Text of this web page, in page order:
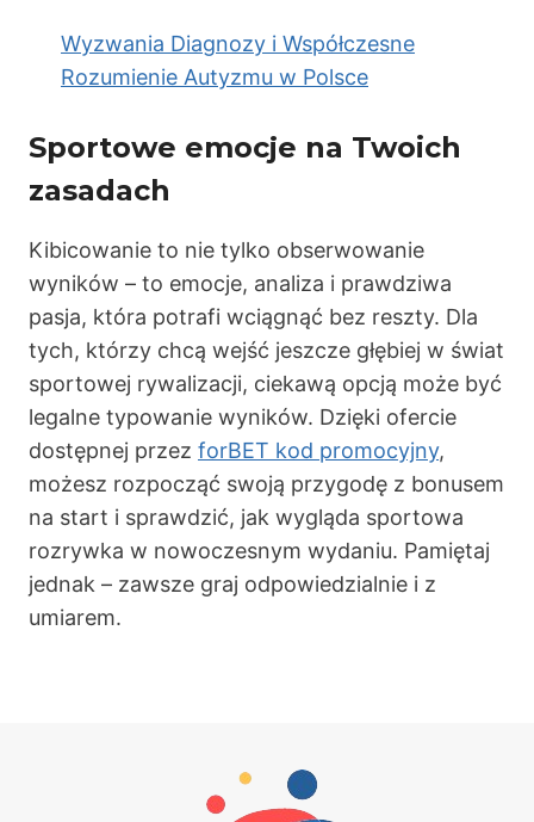
Wyzwania Diagnozy i Współczesne
Rozumienie Autyzmu w Polsce
Sportowe emocje na Twoich
zasadach
Kibicowanie to nie tylko obserwowanie
wyników – to emocje, analiza i prawdziwa
pasja, która potrafi wciągnąć bez reszty. Dla
tych, którzy chcą wejść jeszcze głębiej w świat
sportowej rywalizacji, ciekawą opcją może być
legalne typowanie wyników. Dzięki ofercie
dostępnej przez forBET kod promocyjny,
możesz rozpocząć swoją przygodę z bonusem
na start i sprawdzić, jak wygląda sportowa
rozrywka w nowoczesnym wydaniu. Pamiętaj
jednak – zawsze graj odpowiedzialnie i z
umiarem.